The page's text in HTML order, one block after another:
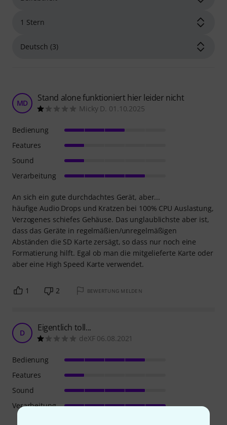
MD Stand alone funktioniert hier leider nicht
Micky D. 01.10.2025
An sich ein gute durchdachtes Gerät, aber...
häufige Audio Drops und Kratzen bei 100% CPU Auslastung,
Verzogenes schiefes Gehäuse. Das unglaublichste aber ist,
dass das Geräte in regelmäßien/unregelmäßigen
Abständen die SD Karte zersägt, so dass nur noch eine
Formatierung hilft. Egal ob man die mitgelieferte Karte oder
aber eine High Speed Karte verwendet.
Bedienung
Features
Sound
Verarbeitung
1 2 BEWERTUNG MELDEN
D Eigentlich toll...
deXF 06.08.2021
Bedienung
Features
Sound
Verarbeitung